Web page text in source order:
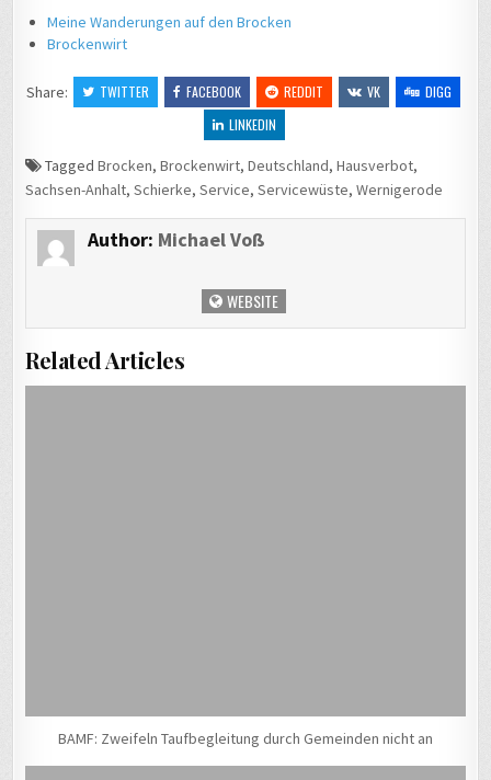
Meine Wanderungen auf den Brocken
Brockenwirt
Share: TWITTER FACEBOOK REDDIT VK
DIGG
LINKEDIN
TaggedBrocken,Brockenwirt,Deutschland,Hausverbot,
Sachsen-Anhalt,Schierke,Service,Servicewüste,Wernigerode
Author: Michael Voß
WEBSITE
Related Articles
BAMF: Zweifeln Taufbegleitung durch Gemeinden nicht an